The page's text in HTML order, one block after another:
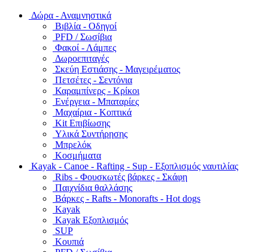
Δώρα - Αναμνηστικά
Βιβλία - Οδηγοί
PFD / Σωσίβια
Φακοί - Λάμπες
Δωροεπιταγές
Σκεύη Εστιάσης - Μαγειρέματος
Πετσέτες - Σεντόνια
Καραμπίνερς - Κρίκοι
Ενέργεια - Μπαταρίες
Μαχαίρια - Κοπτικά
Kit Επιβίωσης
Υλικά Συντήρησης
Μπρελόκ
Κοσμήματα
Kayak - Canoe - Rafting - Sup - Εξοπλισμός ναυτιλίας
Ribs - Φουσκωτές βάρκες - Σκάφη
Παιχνίδια θαλλάσης
Βάρκες - Rafts - Monorafts - Hot dogs
Kayak
Kayak Εξοπλισμός
SUP
Κουπιά